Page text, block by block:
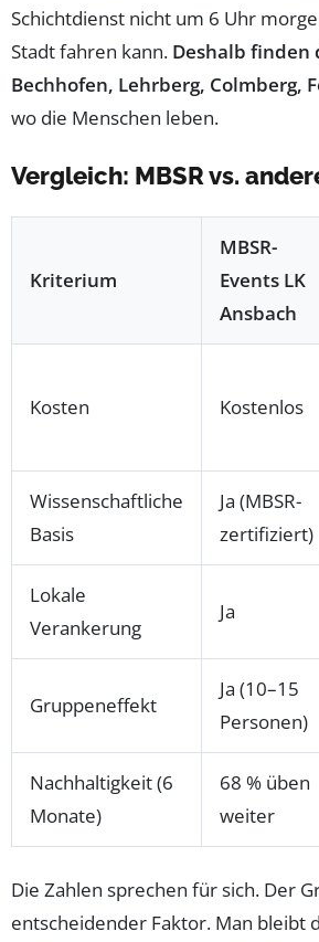
Schichtdienst nicht um 6 Uhr
Stadt fahren kann. Deshalb finden
Bechhofen, Lehrberg, Colmberg,
wo die Menschen leben.
Vergleich: MBSR vs.
Kriterium
MBSR-
Events LK
Ansbach
Kosten Kostenlos
Wissenschaftliche
Basis
Ja (MBSR-
zertifiziert)
Lokale
Verankerung
Ja
Gruppeneffekt
Ja (10–15
Personen)
Nachhaltigkeit (6
Monate)
68 % üben
weiter
Die Zahlen sprechen für sich. Der
entscheidender Faktor. Man bleibt